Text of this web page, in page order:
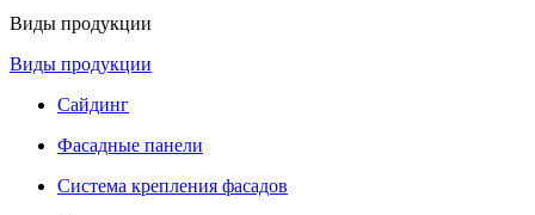
Виды продукции
Виды продукции
Сайдинг
Фасадные панели
Система крепления фасадов